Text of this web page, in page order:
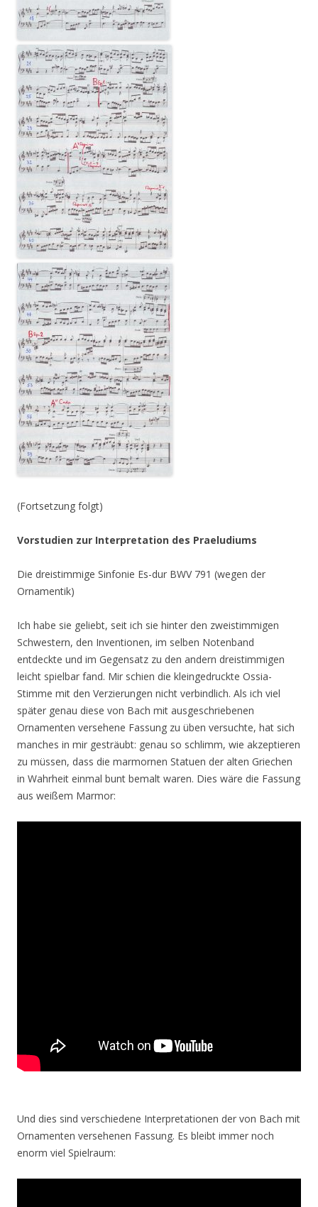
(Fortsetzung folgt)
Vorstudien zur Interpretation des Praeludiums
Die dreistimmige Sinfonie Es-dur BWV 791 (wegen der
Ornamentik)
Ich habe sie geliebt, seit ich sie hinter den zweistimmigen
Schwestern, den Inventionen, im selben Notenband
entdeckte und im Gegensatz zu den andern dreistimmigen
leicht spielbar fand. Mir schien die kleingedruckte Ossia-
Stimme mit den Verzierungen nicht verbindlich. Als ich viel
später genau diese von Bach mit ausgeschriebenen
Ornamenten versehene Fassung zu üben versuchte, hat sich
manches in mir gesträubt: genau so schlimm, wie akzeptieren
zu müssen, dass die marmornen Statuen der alten Griechen
in Wahrheit einmal bunt bemalt waren. Dies wäre die Fassung
aus weißem Marmor:
Und dies sind verschiedene Interpretationen der von Bach mit
Ornamenten versehenen Fassung. Es bleibt immer noch
enorm viel Spielraum: